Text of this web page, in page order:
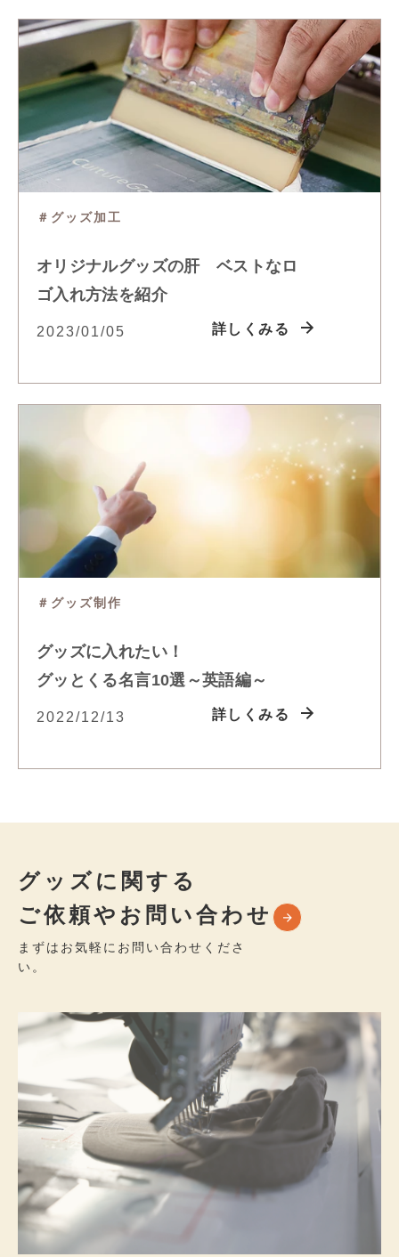
＃グッズ加工
オリジナルグッズの肝 ベストなロ
ゴ入れ方法を紹介
2023/01/05 詳しくみる
＃グッズ制作
グッズに入れたい！
グッとくる名言10選～英語編～
2022/12/13 詳しくみる
グッズに関する
ご依頼やお問い合わせ
まずはお気軽にお問い合わせくださ
い。